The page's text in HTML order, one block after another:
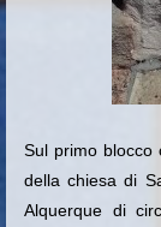
Sul primo blocco
della chiesa di
Alquerque di